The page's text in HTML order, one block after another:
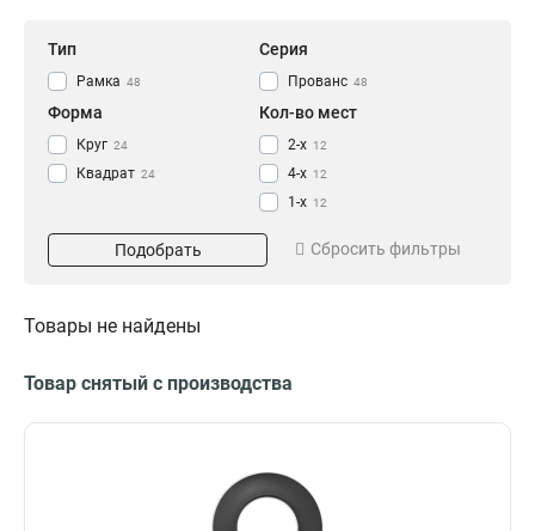
Тип
Рамка 48
Серия
Прованс 48
Форма
Круг 24
Квадрат 24
Кол-во мест
2-х 12
4-х 12
1-х 12
Цвет
Шампань 8
Графит 8
Подобрать Сбросить фильтры
Товары не найдены
Товар снятый с производства